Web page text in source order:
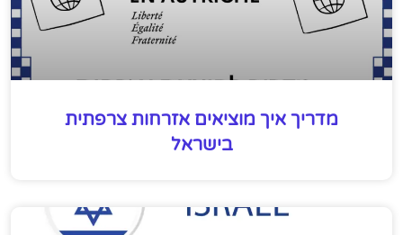
מדריך איך מוציאים אזרחות צרפתית
בישראל